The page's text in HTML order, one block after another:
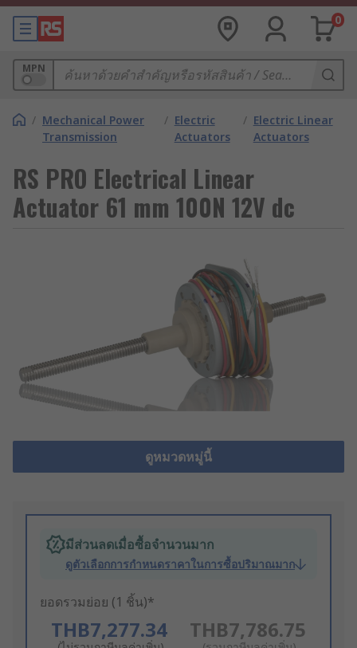
0
MPN
/ Mechanical Power
Transmission
/ Electric
Actuators
/ Electric Linear
Actuators
RS PRO Electrical Linear
Actuator 61 mm 100N 12V dc
ดูหมวดหมู่นี้
มีส่วนลดเมื่อซื้อจำนวนมาก
ดูตัวเลือกการกำหนดราคาในการซื้อปริมาณมาก
ยอดรวมย่อย (1 ชิ้น)*
THB7,277.34 THB7,786.75